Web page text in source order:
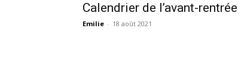
Calendrier de l’avant-rentrée
Emilie - 18 août 2021